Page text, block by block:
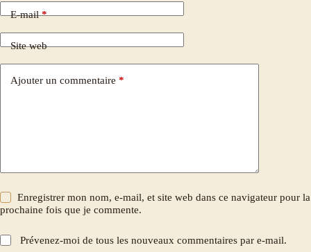
E-mail*
Site web
Ajouter un commentaire *
Enregistrer mon nom, e-mail, et site web dans ce navigateur pour la
prochaine fois que je commente.
Prévenez-moi de tous les nouveaux commentaires par e-mail.